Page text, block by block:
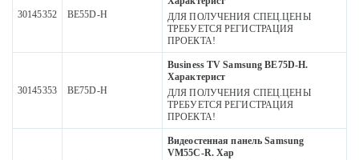
30145352 BE55D-H
ДЛЯ ПОЛУЧЕНИЯ СПЕЦ.ЦЕНЫ
ТРЕБУЕТСЯ РЕГИСТРАЦИЯ
ПРОЕКТА!
30145353 BE75D-H
Business TV Samsung BE75D-H.
Характерист
ДЛЯ ПОЛУЧЕНИЯ СПЕЦ.ЦЕНЫ
ТРЕБУЕТСЯ РЕГИСТРАЦИЯ
ПРОЕКТА!
Видеостенная панель Samsung
VM55C-R. Хар